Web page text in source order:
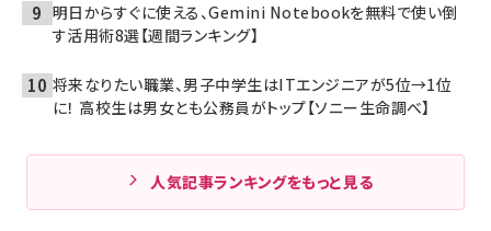
明日からすぐに使える、Gemini Notebookを無料で使い倒
す活用術8選【週間ランキング】
将来なりたい職業、男子中学生はITエンジニアが5位→1位
に！ 高校生は男女とも公務員がトップ【ソニー生命調べ】
人気記事ランキングをもっと見る